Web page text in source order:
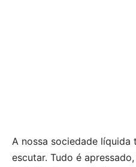
A nossa sociedade líquida
escutar. Tudo é